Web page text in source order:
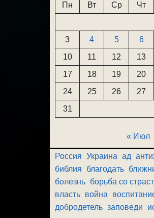
Пн
Вт Ср Чт
3
4 5 6
10
11 12 13
17
18 19 20
24
25 26 27
31
« Июл
Россия Украина ад
библия
благодать
болезнь борьба со
власть война
добродетель заповеди